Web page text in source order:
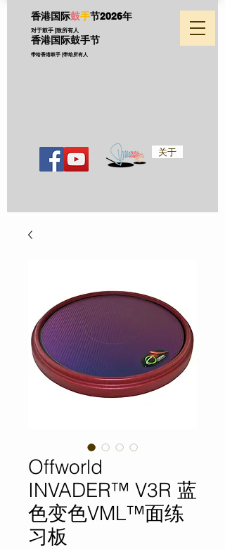
香港国际鼓手节2026年
对于鼓手 |致所有人
香港国际鼓手节
带给香港鼓手 |带给所有人
关于
Offworld
INVADER™ V3R 蓝
色变色VML™面练
习板